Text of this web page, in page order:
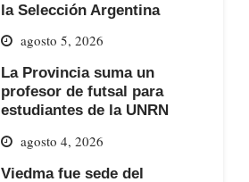
la Selección Argentina
agosto 5, 2026
La Provincia suma un
profesor de futsal para
estudiantes de la UNRN
agosto 4, 2026
Viedma fue sede del